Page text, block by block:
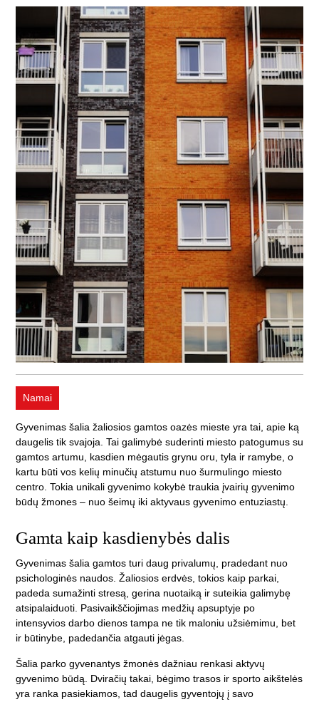
Namai
Gyvenimas šalia žaliosios gamtos oazės mieste yra tai, apie ką
daugelis tik svajoja. Tai galimybė suderinti miesto patogumus su
gamtos artumu, kasdien mėgautis grynu oru, tyla ir ramybe, o
kartu būti vos kelių minučių atstumu nuo šurmulingo miesto
centro. Tokia unikali gyvenimo kokybė traukia įvairių gyvenimo
būdų žmones – nuo šeimų iki aktyvaus gyvenimo entuziastų.
Gamta kaip kasdienybės dalis
Gyvenimas šalia gamtos turi daug privalumų, pradedant nuo
psichologinės naudos. Žaliosios erdvės, tokios kaip parkai,
padeda sumažinti stresą, gerina nuotaiką ir suteikia galimybę
atsipalaiduoti. Pasivaikščiojimas medžių apsuptyje po
intensyvios darbo dienos tampa ne tik maloniu užsiėmimu, bet
ir būtinybe, padedančia atgauti jėgas.
Šalia parko gyvenantys žmonės dažniau renkasi aktyvų
gyvenimo būdą. Dviračių takai, bėgimo trasos ir sporto aikštelės
yra ranka pasiekiamos, tad daugelis gyventojų į savo